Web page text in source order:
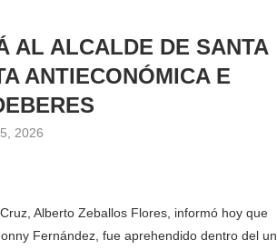
AL ALCALDE DE SANTA
ANTIECONÓMICA E
2026
Alberto Zeballos Flores, informó hoy que
Fernández, fue aprehendido dentro del un